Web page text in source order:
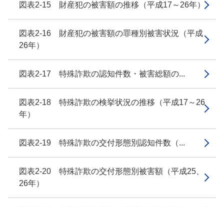
図表2-15 財産犯の被害額の推移（平成17～26年）
図表2-16 財産犯の被害額の罪種別被害状況（平成
26年）
図表2-17 特殊詐欺の認知件数・被害総額の...
図表2-18 特殊詐欺の検挙状況の推移（平成17～26
年）
図表2-19 特殊詐欺の交付形態別認知件数（...
図表2-20 特殊詐欺の交付形態別被害額（平成25、
26年）